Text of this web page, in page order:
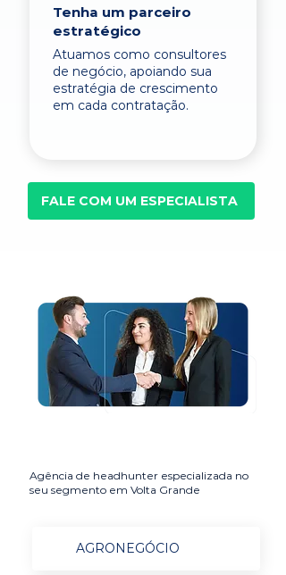
Tenha um parceiro
estratégico
Atuamos como consultores
de negócio, apoiando sua
estratégia de crescimento
em cada contratação.
FALE COM UM ESPECIALISTA
Agência de headhunter especializada no
seu segmento em Volta Grande
AGRONEGÓCIO